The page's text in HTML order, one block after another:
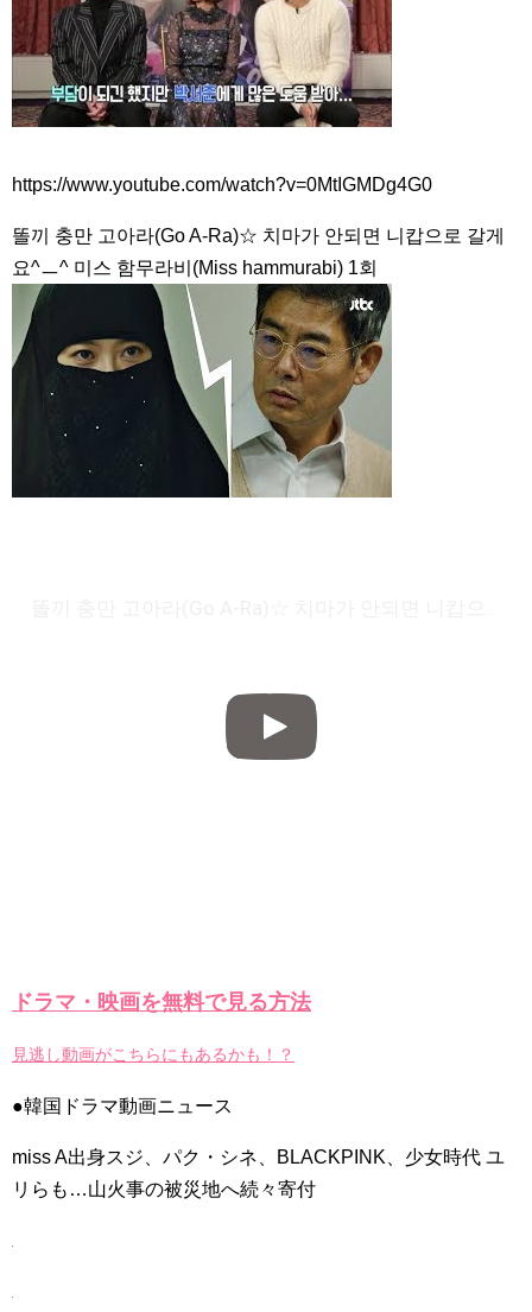
https://www.youtube.com/watch?v=0MtIGMDg4G0
똘끼 충만 고아라(Go A-Ra)☆ 치마가 안되면 니캅으로 갈게
요^ㅡ^ 미스 함무라비(Miss hammurabi) 1회
ドラマ・映画を無料で見る方法
見逃し動画がこちらにもあるかも！？
●韓国ドラマ動画ニュース
miss A出身スジ、パク・シネ、BLACKPINK、少女時代 ユ
リらも…山火事の被災地へ続々寄付